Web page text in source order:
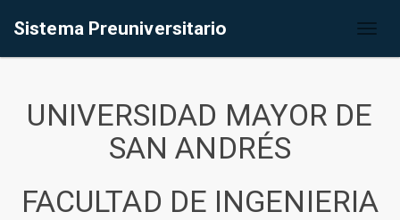
Sistema Preuniversitario
UNIVERSIDAD MAYOR DE
SAN ANDRÉS
FACULTAD DE INGENIERIA